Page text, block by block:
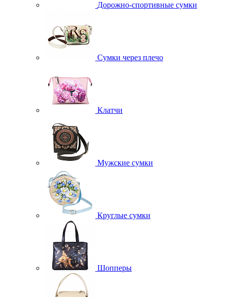
Дорожно-спортивные сумки
Сумки через плечо
Клатчи
Мужские сумки
Круглые сумки
Шопперы